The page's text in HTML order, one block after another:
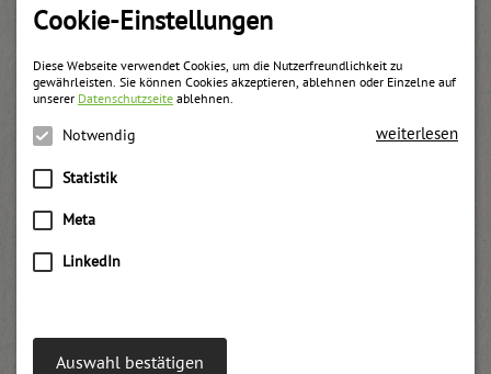
Cookie-Einstellungen
Diese Webseite verwendet Cookies, um die Nutzerfreundlichkeit zu
gewährleisten. Sie können Cookies akzeptieren, ablehnen oder Einzelne auf
unserer Datenschutzseite ablehnen.
Notwendig
Statistik
Meta
LinkedIn
weiterlesen
Auswahl bestätigen
Angemeldet bleiben